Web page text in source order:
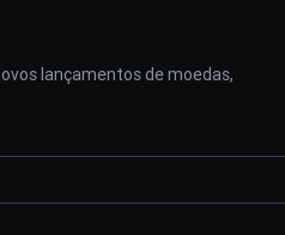
lançamentos de moedas,